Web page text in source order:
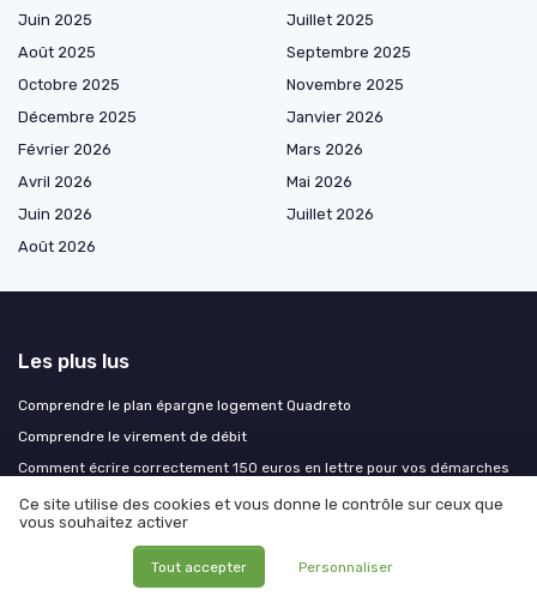
Juin 2025
Juillet 2025
Août 2025
Septembre 2025
Octobre 2025
Novembre 2025
Décembre 2025
Janvier 2026
Février 2026
Mars 2026
Avril 2026
Mai 2026
Juin 2026
Juillet 2026
Août 2026
Les plus lus
Comprendre le plan épargne logement Quadreto
Comprendre le virement de débit
Comment écrire correctement 150 euros en lettre pour vos démarches
Comprendre le plafond de découvert au Crédit Agricole
Obtenir un prêt en Belgique en tant que non-résident
Ce site utilise des cookies et vous donne le contrôle sur ceux que
vous souhaitez activer
Tout accepter Personnaliser